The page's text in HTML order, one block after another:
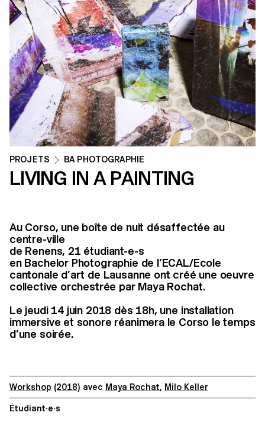
PROJETS BA PHOTOGRAPHIE
LIVING IN A PAINTING
Au Corso, une boîte de nuit désaffectée au
centre-ville
de Renens, 21 étudiant-e-s
en Bachelor Photographie de l’ECAL/Ecole
cantonale d’art de Lausanne ont créé une oeuvre
collective orchestrée par Maya Rochat.
Le jeudi 14 juin 2018 dès 18h, une installation
immersive et sonore réanimera le Corso le temps
d’une soirée.
Workshop (2018) avec Maya Rochat, Milo Keller
Étudiant·e·s